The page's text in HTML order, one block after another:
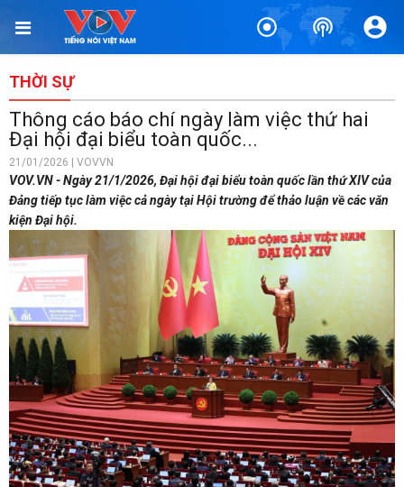
THỜI SỰ
Thông cáo báo chí ngày làm việc thứ hai
Đại hội đại biểu toàn quốc...
21/01/2026 | VOVVN
VOV.VN - Ngày 21/1/2026, Đại hội đại biểu toàn quốc lần thứ XIV của
Đảng tiếp tục làm việc cả ngày tại Hội trường để thảo luận về các văn
kiện Đại hội.